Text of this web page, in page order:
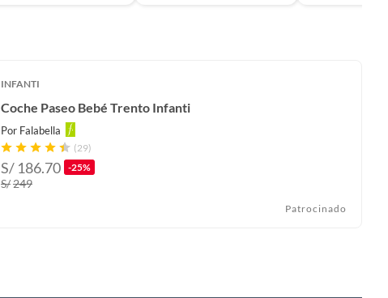
INFANTI
Coche Paseo Bebé Trento Infanti
Por Falabella
(29)
S/ 186.70 -25%
S/249
Patrocinado